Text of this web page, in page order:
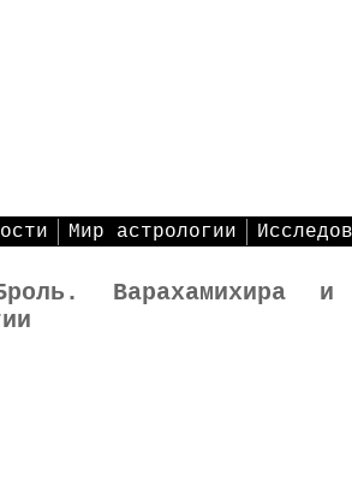
Мир астрологии
Варахамихира